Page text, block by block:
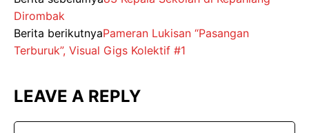
Dirombak
Berita berikutnyaPameran Lukisan “Pasangan
Terburuk”, Visual Gigs Kolektif #1
LEAVE A REPLY